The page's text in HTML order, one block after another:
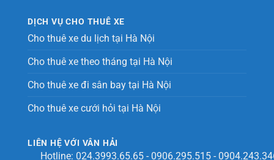
DỊCH VỤ CHO THUÊ XE
Cho thuê xe du lịch tại Hà Nội
Cho thuê xe theo tháng tại Hà Nội
Cho thuê xe đi sân bay tại Hà Nội
Cho thuê xe cưới hỏi tại Hà Nội
LIÊN HỆ VỚI VÂN HẢI
Hotline: 024.3993.65.65- 0906.295.515-